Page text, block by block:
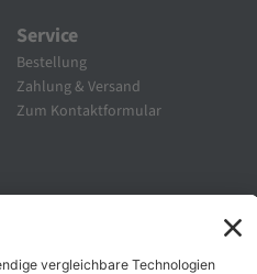
Service
Bestellung
Zahlung & Versand
Zum Kontaktformular